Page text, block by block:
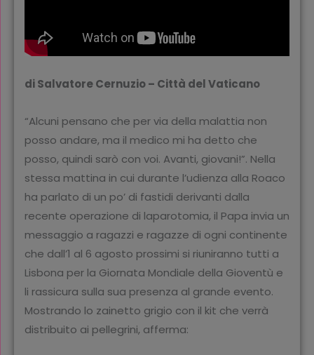
di Salvatore Cernuzio – Città del Vaticano
“Alcuni pensano che per via della malattia non
posso andare, ma il medico mi ha detto che
posso, quindi sarò con voi. Avanti, giovani!”. Nella
stessa mattina in cui durante l’udienza alla Roaco
ha parlato di un po’ di fastidi derivanti dalla
recente operazione di laparotomia, il Papa invia un
messaggio a ragazzi e ragazze di ogni continente
che dall’1 al 6 agosto prossimi si riuniranno tutti a
Lisbona per la Giornata Mondiale della Gioventù e
li rassicura sulla sua presenza al grande evento.
Mostrando lo zainetto grigio con il kit che verrà
distribuito ai pellegrini, afferma: